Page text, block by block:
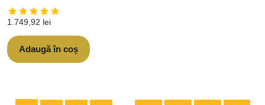
1.749,92 lei
Adaugă în coș